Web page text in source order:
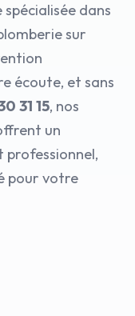
dans
sur
écoute, et sans
31 15, nos
un
professionnel,
pour votre